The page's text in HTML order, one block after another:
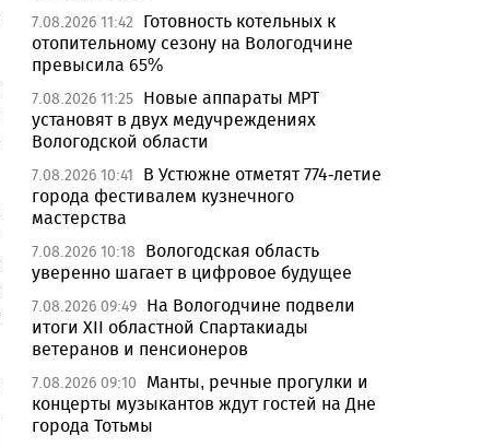
7.08.2026 11:42
Готовность котельных к
отопительному сезону на Вологодчине
превысила 65%
7.08.2026 11:25 Новые аппараты МРТ
установят в двух медучреждениях
Вологодской области
7.08.2026 10:41
В Устюжне отметят 774-летие
города фестивалем кузнечного
мастерства
7.08.2026 10:18
Вологодская область
уверенно шагает в цифровое будущее
7.08.2026 09:49 На Вологодчине подвели
итоги XII областной Спартакиады
ветеранов и пенсионеров
7.08.2026 09:10
Манты, речные прогулки и
концерты музыкантов ждут гостей на Дне
города Тотьмы